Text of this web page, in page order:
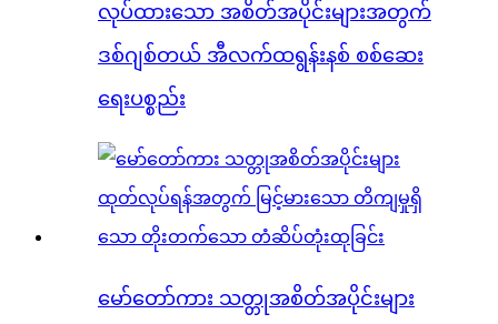
လုပ်ထားသော အစိတ်အပိုင်းများအတွက်
ဒစ်ဂျစ်တယ် အီလက်ထရွန်းနစ် စစ်ဆေး
ရေးပစ္စည်း
မော်တော်ကား သတ္တုအစိတ်အပိုင်းများ